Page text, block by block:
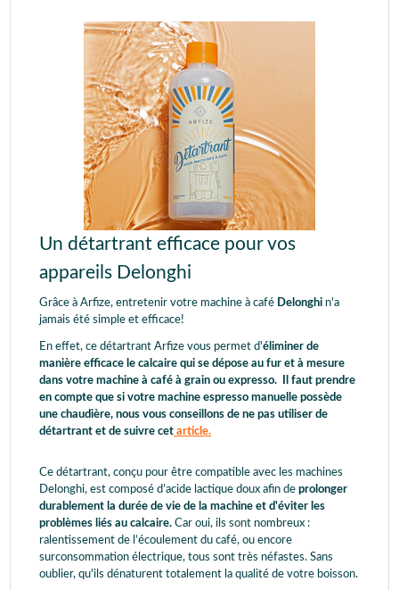
Un détartrant efficace pour vos
appareils Delonghi
Grâce à Arfize, entretenir votre machine à café Delonghi n'a
jamais été simple et efficace!
En effet, ce détartrant Arfize vous permet d'éliminer de
manière efficace le calcaire qui se dépose au fur et à mesure
dans votre machine à café à grain ou expresso. Il faut prendre
en compte que si votre machine espresso manuelle possède
une chaudière, nous vous conseillons de ne pas utiliser de
détartrant et de suivre cet article.
Ce détartrant, conçu pour être compatible avec les machines
Delonghi, est composé d’acide lactique doux afin de prolonger
durablement la durée de vie de la machine et d'éviter les
problèmes liés au calcaire. Car oui, ils sont nombreux :
ralentissement de l’écoulement du café, ou encore
surconsommation électrique, tous sont très néfastes. Sans
oublier, qu'ils dénaturent totalement la qualité de votre boisson.